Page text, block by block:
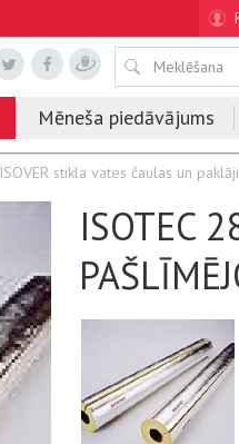
Mēneša piedāvājums
ISOVER stikla vates čaulas un paklāji
ISOTEC